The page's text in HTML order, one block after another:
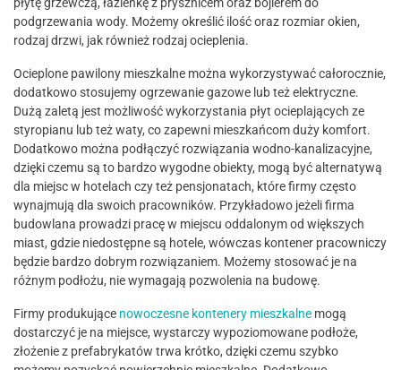
podgrzewania wody. Możemy określić ilość oraz rozmiar okien,
rodzaj drzwi, jak również rodzaj ocieplenia.
Ocieplone pawilony mieszkalne można wykorzystywać całorocznie,
dodatkowo stosujemy ogrzewanie gazowe lub też elektryczne.
Dużą zaletą jest możliwość wykorzystania płyt ocieplających ze
styropianu lub też waty, co zapewni mieszkańcom duży komfort.
Dodatkowo można podłączyć rozwiązania wodno-kanalizacyjne,
dzięki czemu są to bardzo wygodne obiekty, mogą być alternatywą
dla miejsc w hotelach czy też pensjonatach, które firmy często
wynajmują dla swoich pracowników. Przykładowo jeżeli firma
budowlana prowadzi pracę w miejscu oddalonym od większych
miast, gdzie niedostępne są hotele, wówczas kontener pracowniczy
będzie bardzo dobrym rozwiązaniem. Możemy stosować je na
różnym podłożu, nie wymagają pozwolenia na budowę.
Firmy produkujące nowoczesne kontenery mieszkalne mogą
dostarczyć je na miejsce, wystarczy wypoziomowane podłoże,
złożenie z prefabrykatów trwa krótko, dzięki czemu szybko